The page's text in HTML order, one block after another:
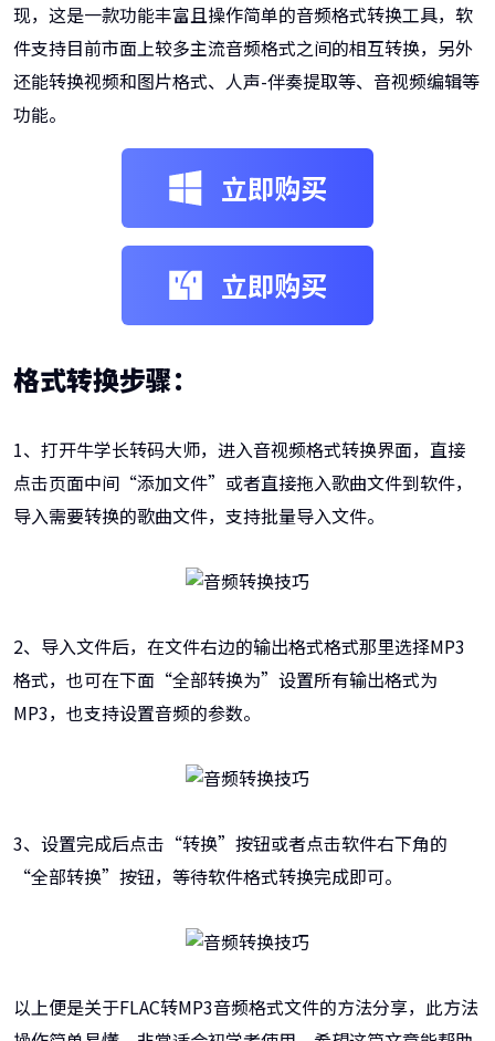
现，这是一款功能丰富且操作简单的音频格式转换工具，软
件支持目前市面上较多主流音频格式之间的相互转换，另外
还能转换视频和图片格式、人声-伴奏提取等、音视频编辑等
功能。
立即购买
立即购买
格式转换步骤：
1、打开牛学长转码大师，进入音视频格式转换界面，直接
点击页面中间“添加文件”或者直接拖入歌曲文件到软件，
导入需要转换的歌曲文件，支持批量导入文件。
2、导入文件后，在文件右边的输出格式格式那里选择MP3
格式，也可在下面“全部转换为”设置所有输出格式为
MP3，也支持设置音频的参数。
3、设置完成后点击“转换”按钮或者点击软件右下角的
“全部转换”按钮，等待软件格式转换完成即可。
以上便是关于FLAC转MP3音频格式文件的方法分享，此方法